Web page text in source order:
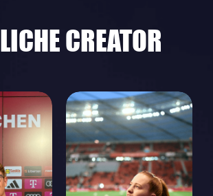
CREATOR